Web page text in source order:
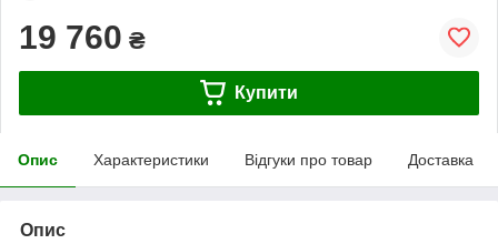
19 760 ₴
Купити
Опис Характеристики Відгуки про товар Доставка
Опис